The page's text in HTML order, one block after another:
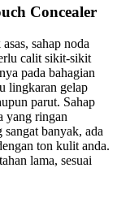
Concealer
sahap noda
calit sikit-sikit
pada bahagian
lingkaran gelap
parut. Sahap
yang ringan
banyak, ada
ton kulit anda.
lama, sesuai